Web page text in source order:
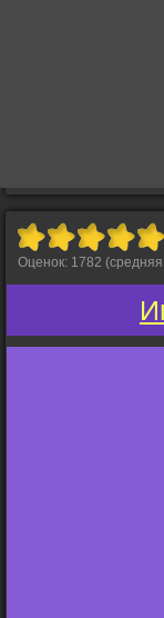
Оценок: 1782 (средняя